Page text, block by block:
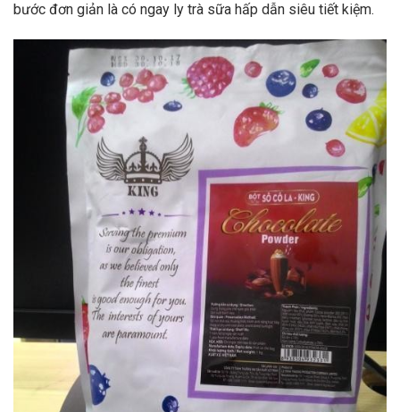
bước đơn giản là có ngay ly trà sữa hấp dẫn siêu tiết kiệm.